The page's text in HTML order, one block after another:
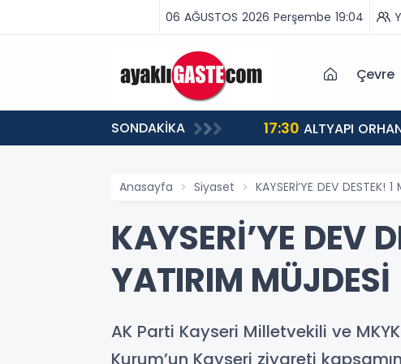
06 AĞUSTOS 2026 Perşembe 19:04
Çevre
SONDAKİKA 17:30 ALTYAPI
Anasayfa Siyaset KAYSERİ’YE DEV DESTEK!
KAYSERİ’YE DEV
YATIRIM MÜJDESİ
AK Parti Kayseri Milletvekili ve
Kurum’un Kayseri ziyareti